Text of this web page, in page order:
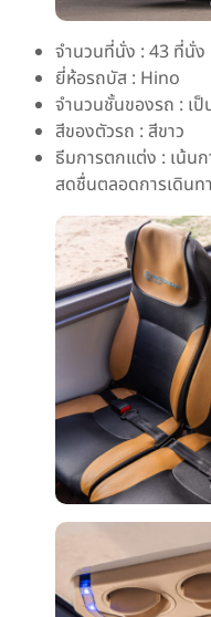
จำนวนที่นั่ง : 43 ที่นั่ง
ยี่ห้อรถบัส : Hino
จำนวนชั้นของรถ : เ
สีของตัวรถ : สีขาว
ธีมการตกแต่ง : เน้น
สดชื่นตลอดการเดินท